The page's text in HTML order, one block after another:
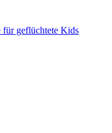
geflüchtete Kids